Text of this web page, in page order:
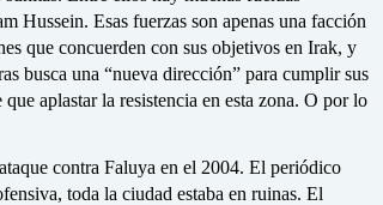
Hussein. Esas fuerzas son apenas una facción
que concuerden con sus objetivos en Irak, y
busca una “nueva dirección” para cumplir sus
aplastar la resistencia en esta zona. O por lo
contra Faluya en el 2004. El periódico
toda la ciudad estaba en ruinas. El